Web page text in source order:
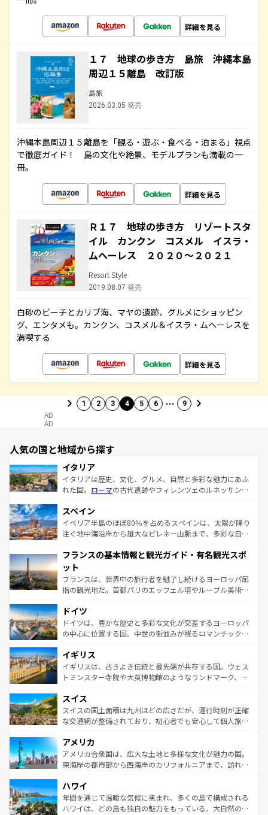
詳細を見る
１７ 地球の歩き方 島旅 沖縄本島
周辺１５離島 改訂版
島旅
2026.03.05 発売
沖縄本島周辺１５離島を「観る・遊ぶ・食べる・泊まる」視点
で徹底ガイド！ 島の文化や絶景、モデルプランも満載の一
冊。
詳細を見る
Ｒ１７ 地球の歩き方 リゾートスタ
イル カンクン コスメル イスラ・
ムヘーレス ２０２０～２０２１
Resort Style
2019.08.07 発売
白砂のビーチとカリブ海、マヤの遺跡、グルメにショッピン
グ、エンタメも。カンクン、コスメル＆イスラ・ムヘーレスを
満喫する
詳細を見る
1 2 3 4 5 6 … 9
AD
AD
人気の国と地域から探す
イタリア
イタリアは歴史、文化、グルメ、自然と多彩な魅力にあふ
れた国。 ローマの古代遺跡やフィレンツェのルネッサンス
ろん、トスカーナの美しい田園風景やアマルフィ海岸の絶
景など、自然景観も見逃せない。観光の合間には、本場の
ピザやパスタなど、絶品のイタリア料理を堪能することも
ませてくれるイタリアで、忘れられない旅をしてみよう！
なお、新着のイタリア情報は
しい。
スペイン
イベリア半島のほぼ80％を占めるスペインは、太陽が降り
注ぐ地中海沿岸から雄大なピレネー山脈まで、多彩な自然
文化が根付くこの国では、情熱的なフラメンコ、熱気あふ
れる闘牛、そして美味しいタパスが生活の一部となってい
る。首都マドリードの洗練された雰囲気や、バルセロナの
アートに溢れた街角から、地方では古代ローマ遺跡や中世
せる。地方によって風土や気候が異なるスペインはその個
性で訪れる人を魅了する。 なお、新着のスペイン情報は コ
ンテンツ一覧を参照してほしい。
フランスの基本情報と観光ガイド・有名観光スポ
ット
フランスは、世界中の旅行者を魅了し続けるヨーロッパ屈
指の観光地だ。首都パリのエッフェル塔やルーブル美術館
で、幅広い魅力が詰まっている。華麗な宮殿、歴史的な大
聖堂、美しいビーチ、そして豊かな自然が、訪れる者を心
から魅了する。また、フランスは美食の国としても知ら
いる。シャンパンの発祥地であるランス、プロヴァンスの
香り高いラベンダー畑など、多彩な楽しみ方が可能だ。さ
らに、パリ以外の地域にも魅力が溢れており、どの街角に
れる地方に足を運ぶとそれぞれで全く異なる文化を体験で
きるだろう。 なお、新着のフランス情報はコンテンツ一覧
を参照してほしい。
ドイツ
ドイツは、豊かな歴史と多彩な文化が交差するヨーロッパ
の中心に位置する国。中世の街並みが残るロマンチック街
顔を持つこの国は、どこを歩いても飽きることがない。ベ
ルリンの文化的活気、バイエルン州のアルプスの絶景、そ
してライン川沿いのワイン畑といった風景は必見。ビール
は、お酒好きな人にはぜひ体験してほしい。 なお、新着の
ドイツ情報はコンテンツ一覧を参照してほしい。
イギリス
イギリスは、古きよき伝統と最先端が共存する国。ウェス
トミンスター寺院や大英博物館のようなランドマーク、歴
リアごとに異なる魅力がある。また、優雅なアフタヌーン
ティー、ビール好きにはたまらない英国パブ、サッカー観
戦など、本場だからこそできる体験も豊富。イギリスを旅
ンツ一覧を参照してほしい。
スイス
スイスの国土面積は九州ほどの広さだが、運行時刻が正確
な交通網が整備されており、初心者でも安心して個人旅行
の建物がそのまま残る町や、スイスならではのユニークな
博物館もあり、アルプス観光だけでなく町歩きも満喫する
ことができる。国民の所得が高いため物価も高いが、旅行
ば市内交通費無料で観光を楽しむこともできる。 なお、新
着のスイス情報はコンテンツ一覧 を参照してほしい。
アメリカ
アメリカ合衆国は、広大な土地と多様な文化が魅力の国。
東海岸の都市部から西海岸のカリフォルニアまで、訪れる
のような巨大都市は、観光、ショッピング、エンターテイ
ンメントが詰まった刺激的なスポットだ。一方、アメリカ
西部には大自然が広がり、グランドキャニオンやイエロー
ハワイ
年間を通じて温暖な気候に恵まれ、多くの島で構成される
ハワイは、どの島も独自の魅力をもっている。大自然の神